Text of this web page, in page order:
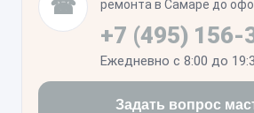
восстанавливает полную
ограничений в работе системы.
☎
ремонта в Самаре до
+7 (495) 156-
Ежедневно с 8:00 до
Задать вопрос